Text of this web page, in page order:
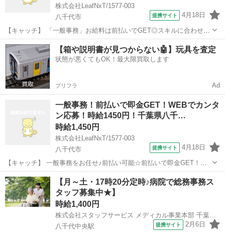
株式会社LeafNxT/1577-003
八千代市
提携サイト 4月18日
【キャッチ】 「一般事務」お給料は前払いでGET◎スキルに合わせて
働ける♪Webでらくらく応募！手厚い好待遇◎ 【コメント】 ＼未経験
から手に職をつけたい方や経験を活かして稼ぎたいあなたにぴったり
のお仕事が多数★／ 「未...
千葉 八千代市 一般事務
【箱や説明書が見つからない🤖】玩具を査定
状態が悪くてもOK！最大限買取します
プリフラ Ad
一般事務！前払いで即金GET！WEBでカンタ
ン応募！時給1450円！千葉県八千…
時給1,450円
株式会社LeafNxT/1577-003
八千代市
提携サイト 4月18日
【キャッチ】 一般事務をお任せ♪前払い可能☆前払いで即金GET！前
払いあり！WEBでラクラク応募！ 【コメント】 ＼経験を活かしてさ
らに高時給でお仕事したいなら！／ 「せっかく資格を取ったのに活か
せてない‥」 「経験を活か...
千葉 八千代市 一般事務
【月～土・17時20分定時♪病院で総務事務ス
タッフ募集中★】
時給1,400円
株式会社スタッフサービス メディカル事業本部 千葉医療オフィス
八千代中央駅
提携サイト 2月6日